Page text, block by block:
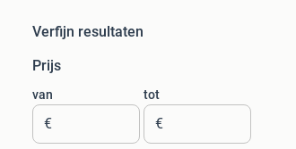
Verfijn resultaten
Prijs
van
€
tot
€